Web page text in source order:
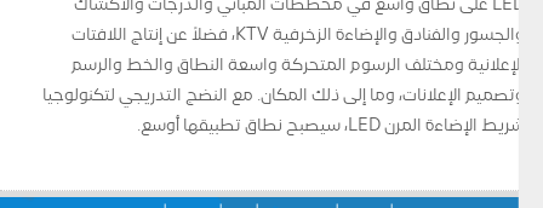
LED على نطاق واسع في مخططات المباني والدرجات والأكشاك
والجسور والفنادق والإضاءة الزخرفية KTV، فضلاً عن إنتاج اللافتات
الإعلانية ومختلف الرسوم المتحركة واسعة النطاق والخط والرسم
وتصميم الإعلانات، وما إلى ذلك المكان. مع النضج التدريجي لتكنولوجيا
شريط الإضاءة المرن LED، سيصبح نطاق تطبيقها أوسع.